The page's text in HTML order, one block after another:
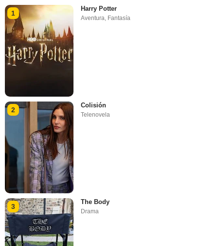
1
Harry Potter
Aventura Fantasía
2
Colisión
Telenovela
3
The Body
Drama